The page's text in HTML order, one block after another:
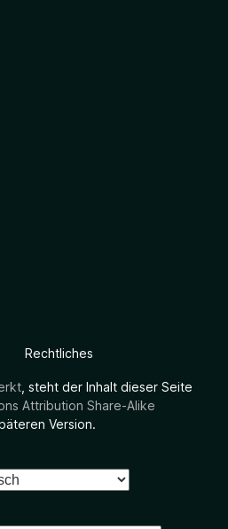
Rechtliches
, steht der Inhalt dieser Seite
Attribution Share-Alike
Version.